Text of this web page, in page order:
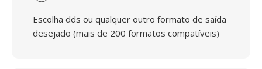
Escolha dds ou qualquer outro formato de saída
desejado (mais de 200 formatos compatíveis)